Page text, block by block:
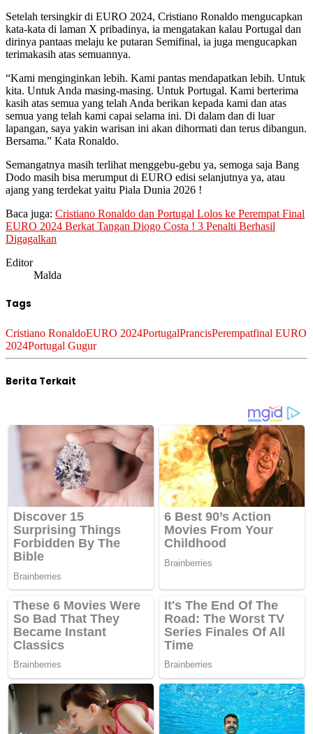
Setelah tersingkir di EURO 2024, Cristiano Ronaldo mengucapkan
kata-kata di laman X pribadinya, ia mengatakan kalau Portugal dan
dirinya pantaas melaju ke putaran Semifinal, ia juga mengucapkan
terimakasih atas semuannya.
“Kami menginginkan lebih. Kami pantas mendapatkan lebih. Untuk
kita. Untuk Anda masing-masing. Untuk Portugal. Kami berterima
kasih atas semua yang telah Anda berikan kepada kami dan atas
semua yang telah kami capai selama ini. Di dalam dan di luar
lapangan, saya yakin warisan ini akan dihormati dan terus dibangun.
Bersama.” Kata Ronaldo.
Semangatnya masih terlihat menggebu-gebu ya, semoga saja Bang
Dodo masih bisa merumput di EURO edisi selanjutnya ya, atau
ajang yang terdekat yaitu Piala Dunia 2026 !
Baca juga: Cristiano Ronaldo dan Portugal Lolos ke Perempat Final
EURO 2024 Berkat Tangan Diogo Costa ! 3 Penalti Berhasil
Digagalkan
Editor
Malda
Tags
Cristiano RonaldoEURO 2024PortugalPrancisPerempatfinal EURO
2024Portugal Gugur
Berita Terkait